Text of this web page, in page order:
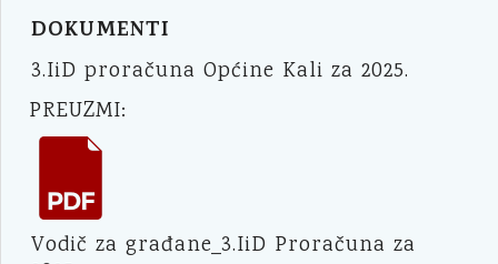
DOKUMENTI
3.IiD proračuna Općine Kali za 2025.
PREUZMI:
Vodič za građane_3.IiD Proračuna za